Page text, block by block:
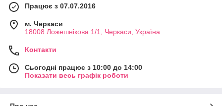
Працює з 07.07.2016
м. Черкаси
18008 Ложешнікова 1/1, Черкаси, Україна
Контакти
Сьогодні працює з 10:00 до 14:00
Показати весь графік роботи